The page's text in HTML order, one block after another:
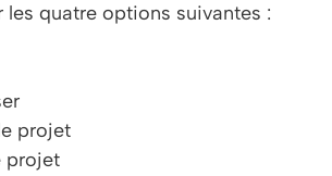
quatre options suivantes :
projet
projet